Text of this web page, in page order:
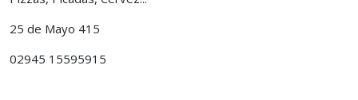
25 de Mayo 415
02945 15595915